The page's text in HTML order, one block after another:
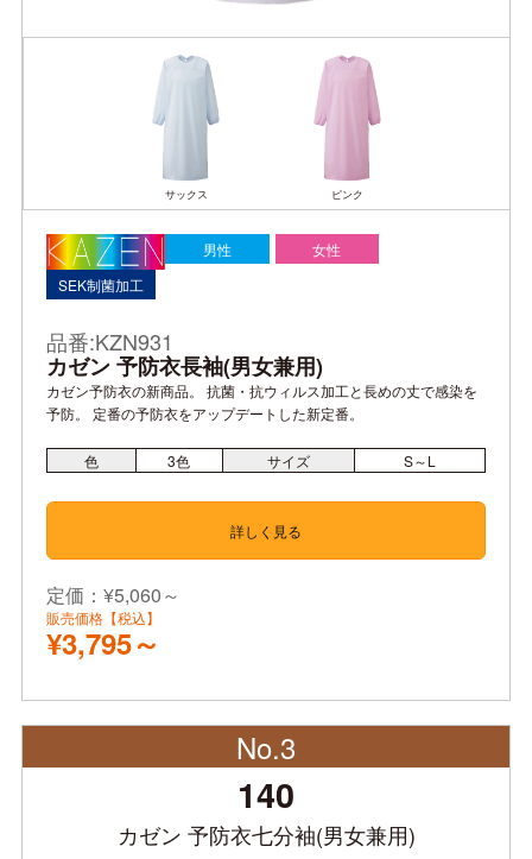
サックス ピンク
男性
女性
SEK制菌加工
品番:KZN931
カゼン 予防衣長袖(男女兼用)
カゼン予防衣の新商品。 抗菌・抗ウィルス加工と長めの丈で感染を
予防。 定番の予防衣をアップデートした新定番。
色 3色 サイズ S～L
詳しく見る
定価：¥5,060～
販売価格【税込】
¥3,795～
No.3
140
カゼン 予防衣七分袖(男女兼用)